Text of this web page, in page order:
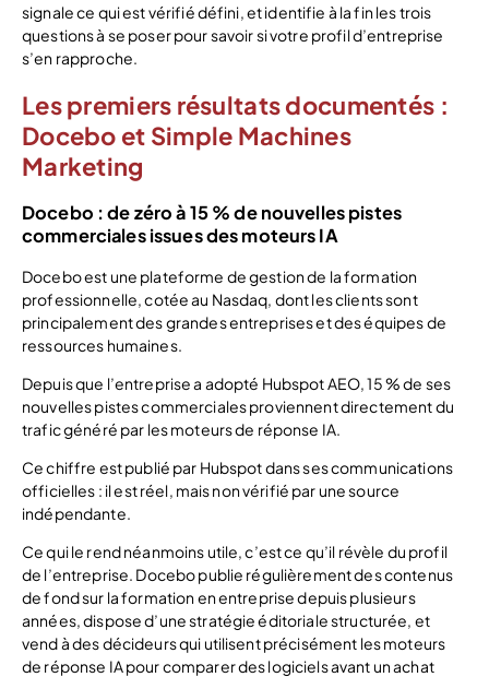
signale ce qui est vérifié défini, et identifie à la fin les trois
questions à se poser pour savoir si votre profil d’entreprise
s’en rapproche.
Les premiers résultats documentés :
Docebo et Simple Machines
Marketing
Docebo : de zéro à 15 % de nouvelles pistes
commerciales issues des moteurs IA
Docebo est une plateforme de gestion de la formation
professionnelle, cotée au Nasdaq, dont les clients sont
principalement des grandes entreprises et des équipes de
ressources humaines.
Depuis que l’entreprise a adopté Hubspot AEO, 15 % de ses
nouvelles pistes commerciales proviennent directement du
trafic généré par les moteurs de réponse IA.
Ce chiffre est publié par Hubspot dans ses communications
officielles : il est réel, mais non vérifié par une source
indépendante.
Ce qui le rend néanmoins utile, c’est ce qu’il révèle du profil
de l’entreprise. Docebo publie régulièrement des contenus
de fond sur la formation en entreprise depuis plusieurs
années, dispose d’une stratégie éditoriale structurée, et
vend à des décideurs qui utilisent précisément les moteurs
de réponse IA pour comparer des logiciels avant un achat